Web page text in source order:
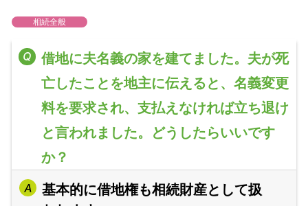
相続全般
借地に夫名義の家を建てました。夫が死
亡したことを地主に伝えると、名義変更
料を要求され、支払えなければ立ち退け
と言われました。どうしたらいいです
か？
基本的に借地権も相続財産として扱